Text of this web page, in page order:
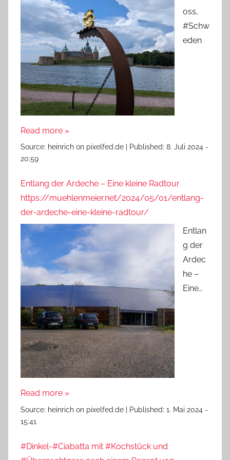
oss,
#Schw
eden
Read more »
Source: heinrich on pixelfed.de Published: 8. Juli 2024 -
20:59
Entlang der Ardeche – Eine kleine Radtour
https://muehlenmeier.net/2024/05/01/entlang-
der-ardeche-eine-kleine-radtour/
Entlan
g der
Ardec
he –
Eine…
Read more »
Source: heinrich on pixelfed.de Published: 1. Mai 2024 -
15:41
#Dinkel-#Ciabatta mit #Kochstück und